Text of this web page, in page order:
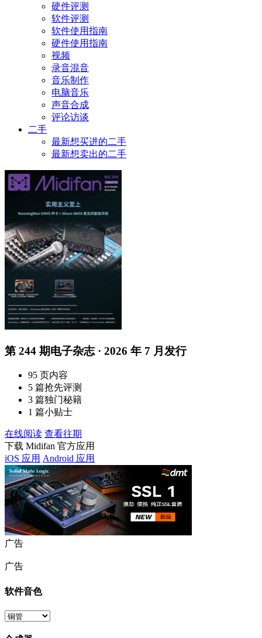
硬件评测
软件评测
软件使用指南
硬件使用指南
视频
录音混音
音乐制作
电脑音乐
声音合成
评论访谈
二手
最新想买进的二手
最新想卖出的二手
第 244 期电子杂志 · 2026 年 7 月发行
95 页内容
5 篇抢先评测
3 篇独门秘籍
1 篇小贴士
在线阅读 查看往期
下载 Midifan 官方应用
iOS 应用 Android 应用
广告
广告
软件音色